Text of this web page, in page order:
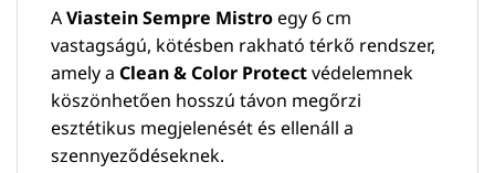
AViastein Sempre Mistroegy 6 cm
vastagságú, kötésben rakható térkő rendszer,
amely a Clean & Color Protectvédelemnek
köszönhetően hosszú távon megőrzi
esztétikus megjelenését és ellenáll a
szennyeződéseknek.